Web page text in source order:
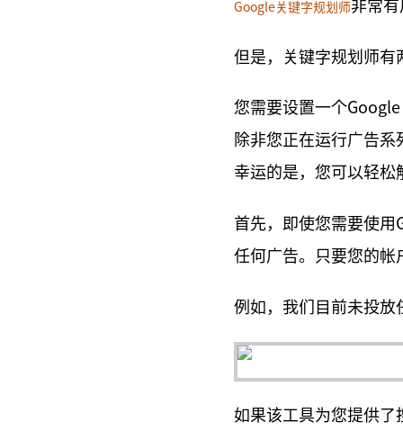
Google关键字规划师非常
但是，关键字规划师有
您需要设置一个
除非您正在运行广告
幸运的是，您可以轻松
首先，即使您需要使用
任何广告。只要您的帐
例如，我们目前未投放
如果该工具为您提供